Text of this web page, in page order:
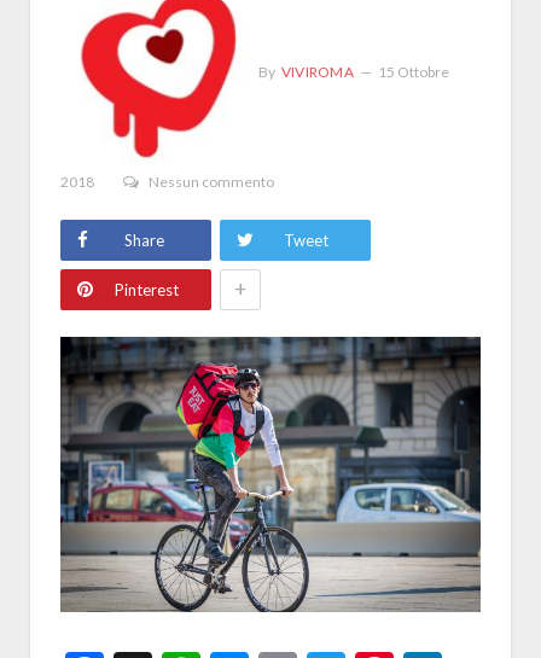
By VIVIROMA 15 Ottobre
2018 Nessun commento
Share Tweet
Pinterest +